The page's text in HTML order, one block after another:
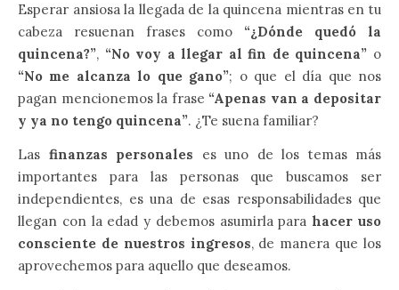
Esperar ansiosa la llegada de la quincena mientras en tu
cabeza resuenan frases como “¿Dónde quedó la
quincena?”, “No voy a llegar al fin de quincena” o
“No me alcanza lo que gano”; o que el día que nos
pagan mencionemos la frase “Apenas van a depositar
y ya no tengo quincena”. ¿Te suena familiar?
Las finanzas personales es uno de los temas más
importantes para las personas que buscamos ser
independientes, es una de esas responsabilidades que
llegan con la edad y debemos asumirla para hacer uso
consciente de nuestros ingresos, de manera que los
aprovechemos para aquello que deseamos.